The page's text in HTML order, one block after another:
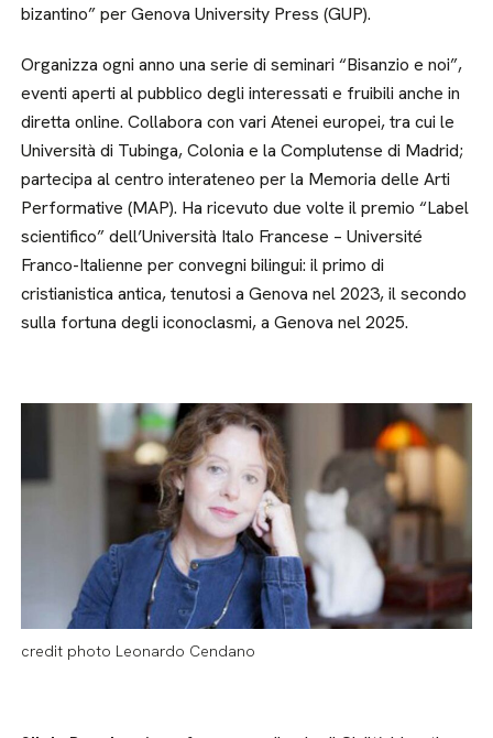
bizantino” per Genova University Press (GUP).
Organizza ogni anno una serie di seminari “Bisanzio e noi”,
eventi aperti al pubblico degli interessati e fruibili anche in
diretta online. Collabora con vari Atenei europei, tra cui le
Università di Tubinga, Colonia e la Complutense di Madrid;
partecipa al centro interateneo per la Memoria delle Arti
Performative (MAP). Ha ricevuto due volte il premio “Label
scientifico” dell’Università Italo Francese – Université
Franco-Italienne per convegni bilingui: il primo di
cristianistica antica, tenutosi a Genova nel 2023, il secondo
sulla fortuna degli iconoclasmi, a Genova nel 2025.
credit photo Leonardo Cendano